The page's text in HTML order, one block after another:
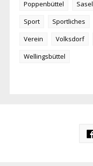
Poppenbüttel
Sasel
Sport
Sportliches
Verein
Volksdorf
Wellingsbüttel